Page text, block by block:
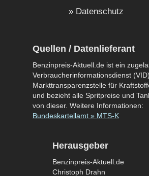
Datenschutz
Quellen / Datenlieferant
Benzinpreis-Aktuell.de ist ein
Verbraucherinformationsdienst
Markttransparenzstelle für
und bezieht alle Spritpreise und
von dieser. Weitere Informationen:
Bundeskartellamt » MTS-K
Herausgeber
Benzinpreis-Aktuell.de
Christoph Drahn